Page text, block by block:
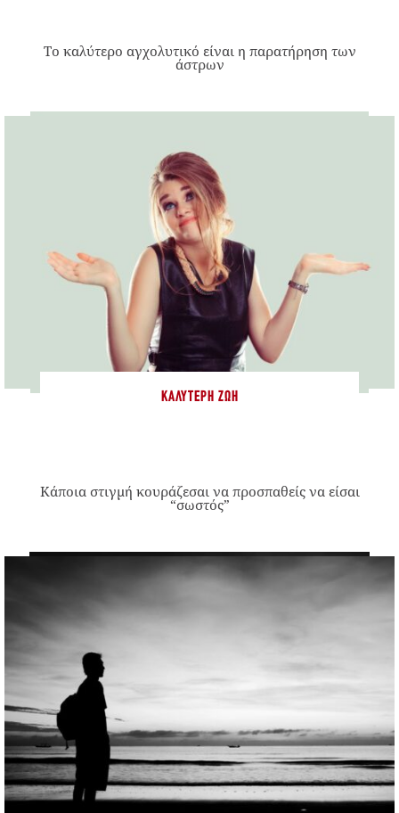
Το καλύτερο αγχολυτικό είναι η παρατήρηση των
άστρων
ΚΑΛΎΤΕΡΗ ΖΩΉ
Κάποια στιγμή κουράζεσαι να προσπαθείς να είσαι
“σωστός”